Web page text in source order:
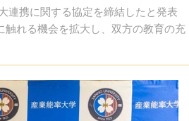
連携に関する協定を締結したと発表
触れる機会を拡大し、双方の教育の充